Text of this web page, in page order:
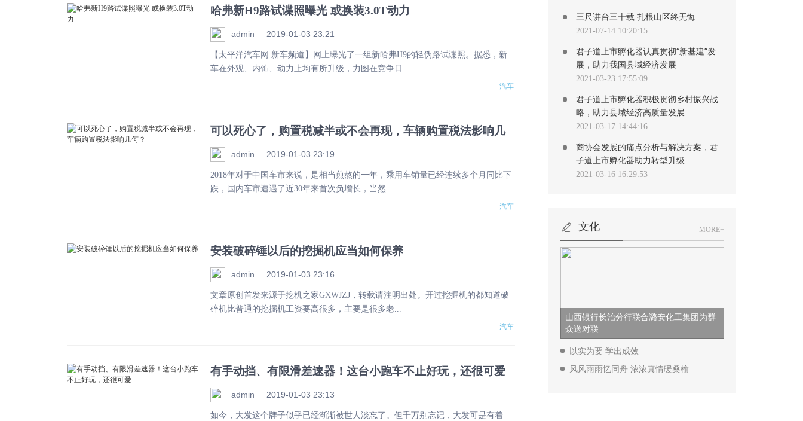
哈弗新H9路试谍照曝光 或换装3.0T动力
admin 2019-01-03 23:21
【太平洋汽车网 新车频道】网上曝光了一组新哈弗H9的轻伪路试谍照。据悉，新
车在外观、内饰、动力上均有所升级，力图在竞争日...
汽车
可以死心了，购置税减半或不会再现，车辆购置税法影响几
何？
admin 2019-01-03 23:19
2018年对于中国车市来说，是相当煎熬的一年，乘用车销量已经连续多个月同比下
跌，国内车市遭遇了近30年来首次负增长，当然...
汽车
安装破碎锤以后的挖掘机应当如何保养
admin 2019-01-03 23:16
文章原创首发来源于挖机之家GXWJZJ，转载请注明出处。开过挖掘机的都知道破
碎机比普通的挖掘机工资要高很多，主要是很多老...
汽车
有手动挡、有限滑差速器！这台小跑车不止好玩，还很可爱
admin 2019-01-03 23:13
如今，大发这个牌子似乎已经渐渐被世人淡忘了。但千万别忘记，大发可是有着
三尺讲台三十载 扎根山区终无悔
2021-07-14 10:20:15
君子道上市孵化器认真贯彻“新基建”发
展，助力我国县域经济发展
2021-03-23 17:55:09
君子道上市孵化器积极贯彻乡村振兴战
略，助力县域经济高质量发展
2021-03-17 14:44:16
商协会发展的痛点分析与解决方案，君
子道上市孵化器助力转型升级
2021-03-16 16:29:53
文化 MORE+
山西银行长治分行联合潞安化工集团为群
众送对联
以实为要 学出成效
风风雨雨忆同舟 浓浓真情暖桑榆